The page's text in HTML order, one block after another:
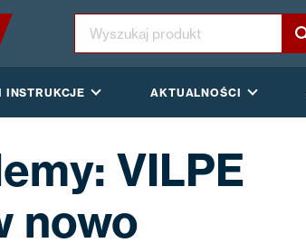
INSTRUKCJE AKTUALNOŚCI
VILPE
nowo